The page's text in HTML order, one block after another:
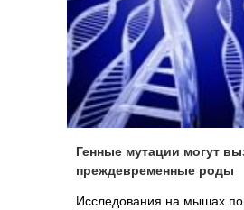
Генные мутации могут
преждевременные роды
Исследования на мышах